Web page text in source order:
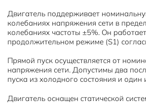
Двигатель поддерживает
колебаниях напряжения сети в
колебаниях частоты ±5%. Он
продолжительном режиме (S1)
Прямой пуск осуществляется от
напряжения сети. Допустимы два
пуска из холодного состояния и один
Двигатель оснащен статической